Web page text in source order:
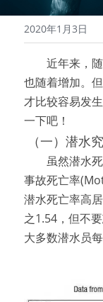
2020年1月3日
近年来，随
也随着增加。
才比较容易发
一下吧！
（一）潜水
虽然潜水死
事故死亡率
潜水死亡率高
之1.54，但不
大多数潜水员